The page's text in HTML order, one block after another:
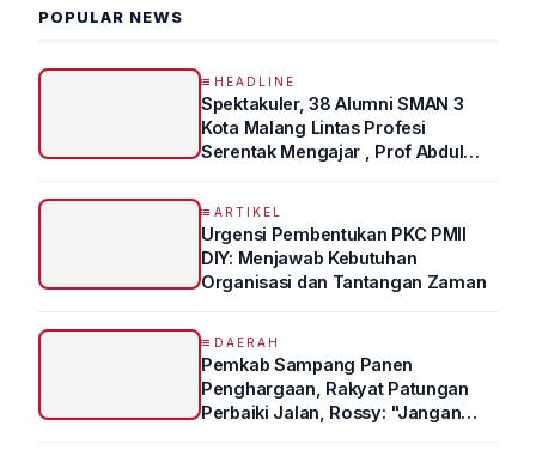
POPULAR NEWS
HEADLINE
Spektakuler, 38 Alumni SMAN 3
Kota Malang Lintas Profesi
Serentak Mengajar , Prof Abdul
ARTIKEL
Urgensi Pembentukan PKC PMII
DIY: Menjawab Kebutuhan
Organisasi dan Tantangan Zaman
DAERAH
Pemkab Sampang Panen
Penghargaan, Rakyat Patungan
Perbaiki Jalan, Rossy: "Jangan